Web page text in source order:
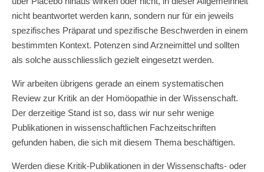
nicht beantwortet werden kann, sondern nur für ein jeweils
spezifisches Präparat und spezifische Beschwerden in einem
bestimmten Kontext. Potenzen sind Arzneimittel und sollten
als solche ausschliesslich gezielt eingesetzt werden.
Wir arbeiten übrigens gerade an einem systematischen
Review zur Kritik an der Homöopathie in der Wissenschaft.
Der derzeitige Stand ist so, dass wir nur sehr wenige
Publikationen in wissenschaftlichen Fachzeitschriften
gefunden haben, die sich mit diesem Thema beschäftigen.
Werden diese Kritik-Publikationen in der Wissenschafts- oder